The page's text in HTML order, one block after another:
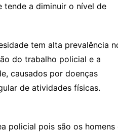
tende a diminuir o nível de
tem alta prevalência
do trabalho policial e a
causados por doenças
de atividades físicas.
policial pois são os homens